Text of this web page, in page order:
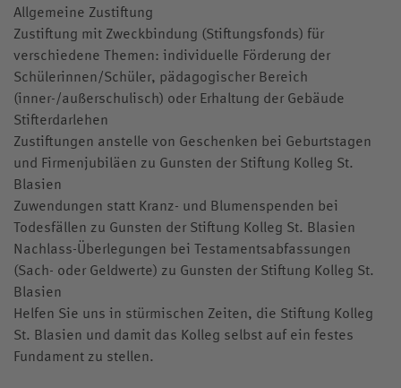
Allgemeine Zustiftung
Zustiftung mit Zweckbindung (Stiftungsfonds) für
verschiedene Themen: individuelle Förderung der
Schülerinnen/Schüler, pädagogischer Bereich
(inner-/außerschulisch) oder Erhaltung der Gebäude
Stifterdarlehen
Zustiftungen anstelle von Geschenken bei Geburtstagen
und Firmenjubiläen zu Gunsten der Stiftung Kolleg St.
Blasien
Zuwendungen statt Kranz- und Blumenspenden bei
Todesfällen zu Gunsten der Stiftung Kolleg St. Blasien
Nachlass-Überlegungen bei Testamentsabfassungen
(Sach- oder Geldwerte) zu Gunsten der Stiftung Kolleg St.
Blasien
Helfen Sie uns in stürmischen Zeiten, die Stiftung Kolleg
St. Blasien und damit das Kolleg selbst auf ein festes
Fundament zu stellen.